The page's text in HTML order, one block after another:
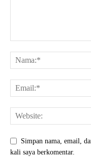
Simpan nama, email,
kali saya berkomentar.